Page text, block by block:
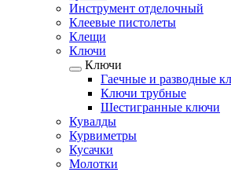
Инструмент отделочный
Клеевые пистолеты
Клещи
Ключи
Ключи
Гаечные и разводные
Ключи трубные
Шестигранные ключи
Кувалды
Курвиметры
Кусачки
Молотки